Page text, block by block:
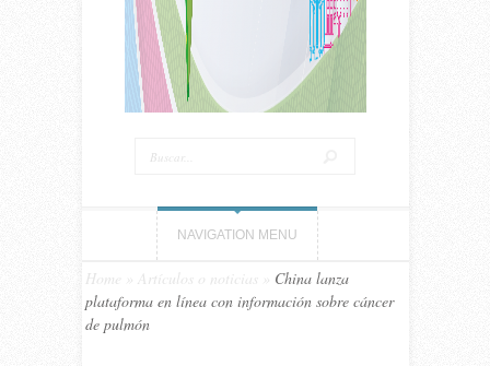
NAVIGATION MENU
Home Artículos o noticias
China lanza
plataforma en línea con información sobre cáncer
de pulmón